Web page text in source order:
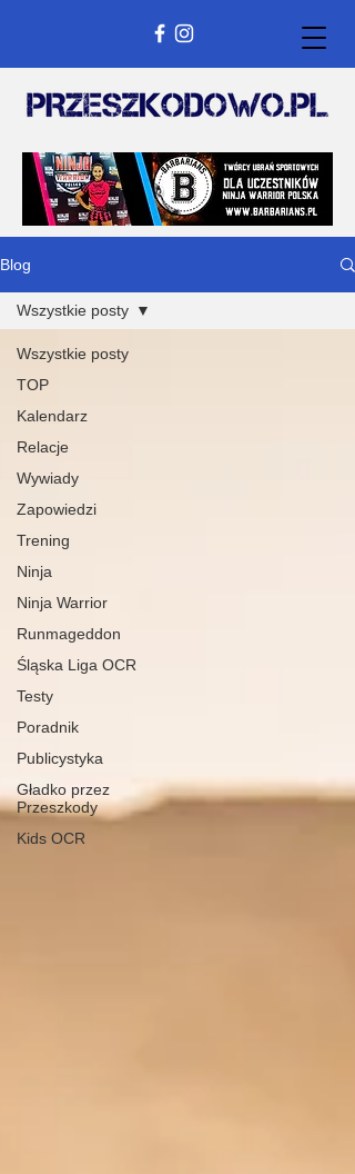
Blog
Wszystkie posty
TOP
Kalendarz
Relacje
Wywiady
Zapowiedzi
Trening
Ninja
Ninja Warrior
Runmageddon
Śląska Liga OCR
Testy
Poradnik
Publicystyka
Gładko przez
Przeszkody
Kids OCR
Wszystkie posty